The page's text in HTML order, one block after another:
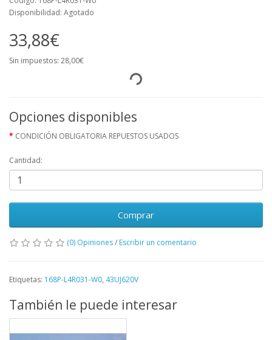
Disponibilidad: Agotado
33,88€
Sin impuestos: 28,00€
Opciones disponibles
CONDICIÓN OBLIGATORIA REPUESTOS USADOS
Cantidad:
Comprar
(0) Opiniones/ Escribir un comentario
Etiquetas: 168P-L4R031-W0, 43UJ620V
También le puede interesar